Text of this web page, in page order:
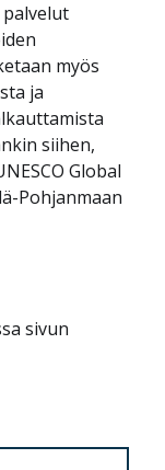
myös
ja
siihen,
Global
Pohjanmaan
sivun